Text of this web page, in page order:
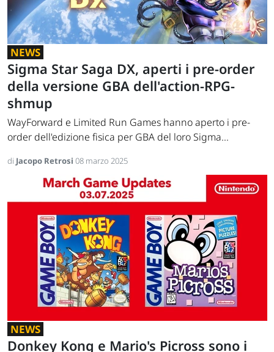
NEWS
Sigma Star Saga DX, aperti i pre-order
della versione GBA dell'action-RPG-
shmup
WayForward e Limited Run Games hanno aperto i pre-
order dell'edizione fisica per GBA del loro Sigma...
di Jacopo Retrosi 08 marzo 2025
NEWS
Donkey Kong e Mario's Picross sono i